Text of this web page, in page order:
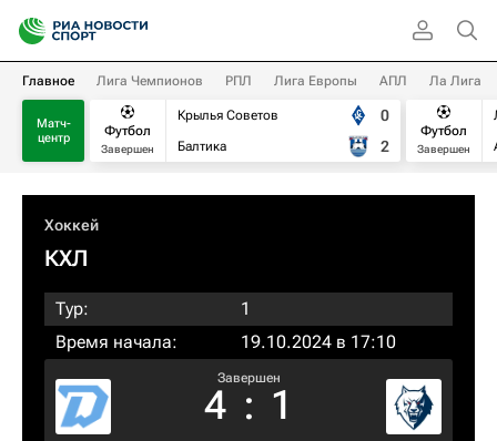
Главное Лига Чемпионов РПЛ Лига Европы АПЛ Ла Лига
Матч-
центр
Футбол
Завершен
Крылья Советов
Балтика
0
2
Футбол
Завершен
Хоккей
КХЛ
Тур:
1
Время начала:
19.10.2024 в 17:10
Завершен
4 : 1